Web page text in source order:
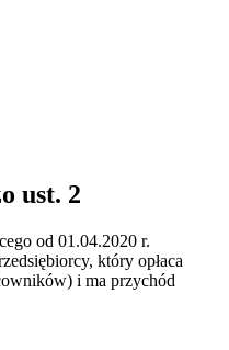
ust. 2
od 01.04.2020 r.
który opłaca
i ma przychód